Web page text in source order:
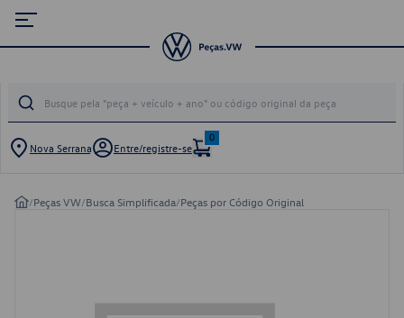
Nova Serrana Entre/registre-se
0
/Peças VW/Busca Simplificada/Peças por Código Original